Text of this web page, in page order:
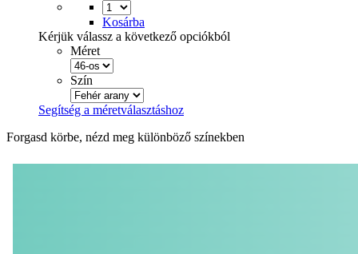
Kosárba
Kérjük válassz a következő opciókból
Méret
Szín
Segítség a méretválasztáshoz
Forgasd körbe, nézd meg különböző színekben